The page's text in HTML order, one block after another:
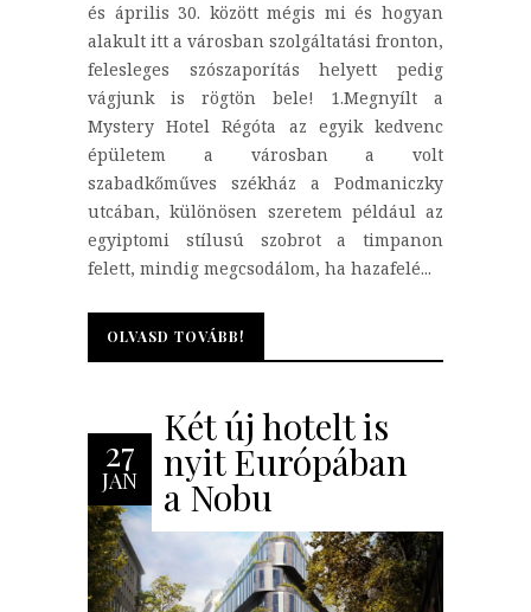
és április 30. között mégis mi és hogyan
alakult itt a városban szolgáltatási fronton,
felesleges szószaporítás helyett pedig
vágjunk is rögtön bele! 1.Megnyílt a
Mystery Hotel Régóta az egyik kedvenc
épületem a városban a volt
szabadkőműves székház a Podmaniczky
utcában, különösen szeretem például az
egyiptomi stílusú szobrot a timpanon
felett, mindig megcsodálom, ha hazafelé...
OLVASD TOVÁBB!
OLVASD TOVÁBB!
27
JAN
Két új hotelt is
nyit Európában
a Nobu